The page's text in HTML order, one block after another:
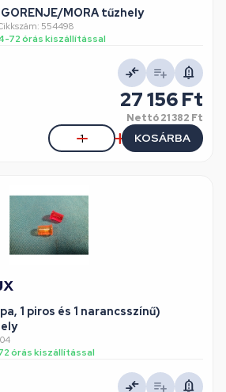
MORA tűzhely
554498
72 órás kiszállítással
27 156 Ft
Nettó21 382 Ft
KOSÁRBA
1 piros és 1 narancsszínű)
órás kiszállítással